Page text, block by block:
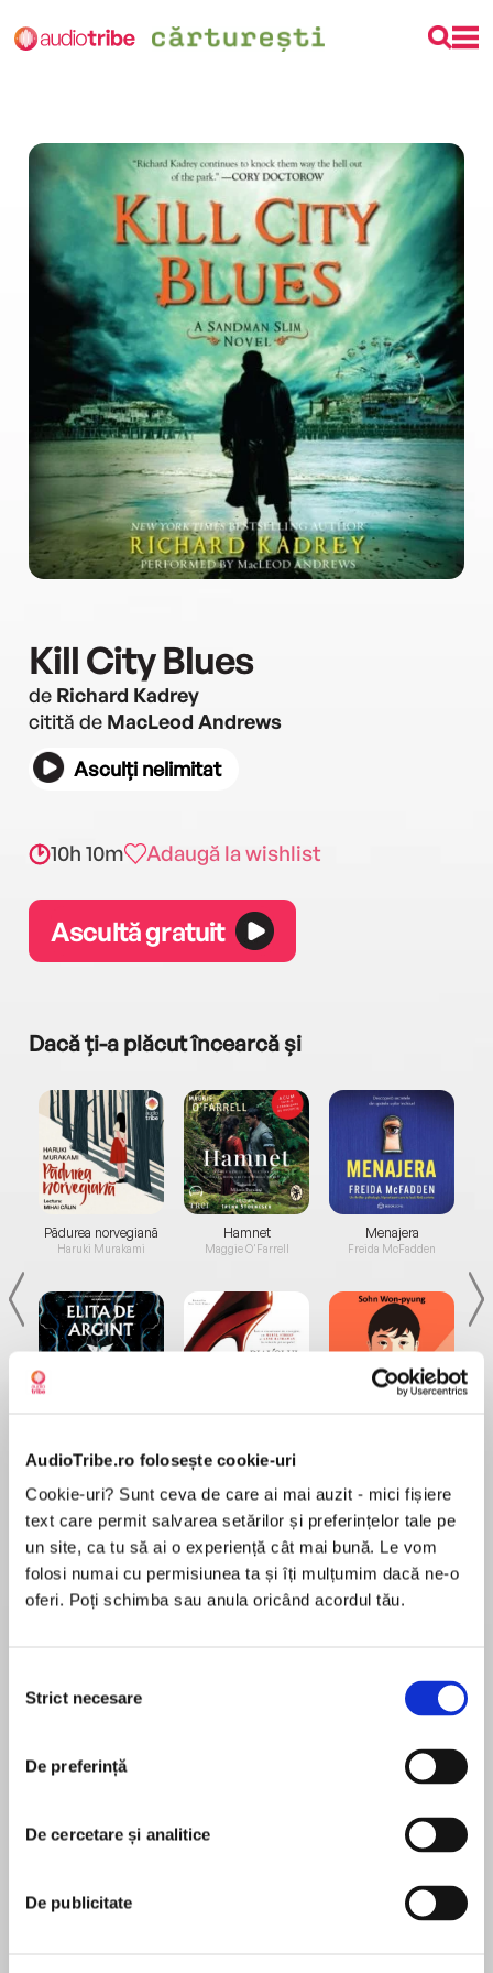
AudioTribe.ro folosește cookie-uri
Cookie-uri? Sunt ceva de care ai mai auzit - mici fișiere
text care permit salvarea setărilor și preferințelor tale pe
un site, ca tu să ai o experiență cât mai bună. Le vom
folosi numai cu permisiunea ta și îți mulțumim dacă ne-o
oferi. Poți schimba sau anula oricând acordul tău.
consimțământului
Strict necesare
De preferință
De cercetare și analitice
De publicitate
Kill City Blues
de Richard Kadrey
citită de MacLeod Andrews
Asculți nelimitat
10h 10m Adaugă la wishlist
Ascultă gratuit
Dacă ți-a plăcut încearcă și
Pădurea norvegiană
Haruki Murakami
de...
Dani Francis
Hamnet
Maggie O'Farrell
la...
Lauren Weisberger
Menajera
Freida McFadden
Desprecarte
New York Times bestselling author Richard
James Stark, aka Sandman Slim, has lost the
Qomrama Om Ya, an all-powerful weapon from
the banished older gods. Older gods who are
returning and searching for their lost power.
The hunt leads Stark to an abandoned shopping
mall infested with tribes of squatters.
Somewhere in this kill zone is a dead man with
the answers Stark needs. All Stark has to do is
În acest moment nu există recenzii
Richard Kadrey
Richard Kadrey is the New York Times bestselling
author of the Sandman Slim supernatural noir